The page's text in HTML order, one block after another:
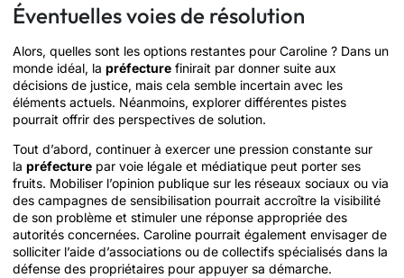
Éventuelles voies de résolution
Alors, quelles sont les options restantes pour Caroline ? Dans un
monde idéal, la préfecture finirait par donner suite aux
décisions de justice, mais cela semble incertain avec les
éléments actuels. Néanmoins, explorer différentes pistes
pourrait offrir des perspectives de solution.
Tout d’abord, continuer à exercer une pression constante sur
la préfecture par voie légale et médiatique peut porter ses
fruits. Mobiliser l’opinion publique sur les réseaux sociaux ou via
des campagnes de sensibilisation pourrait accroître la visibilité
de son problème et stimuler une réponse appropriée des
autorités concernées. Caroline pourrait également envisager de
solliciter l’aide d’associations ou de collectifs spécialisés dans la
défense des propriétaires pour appuyer sa démarche.